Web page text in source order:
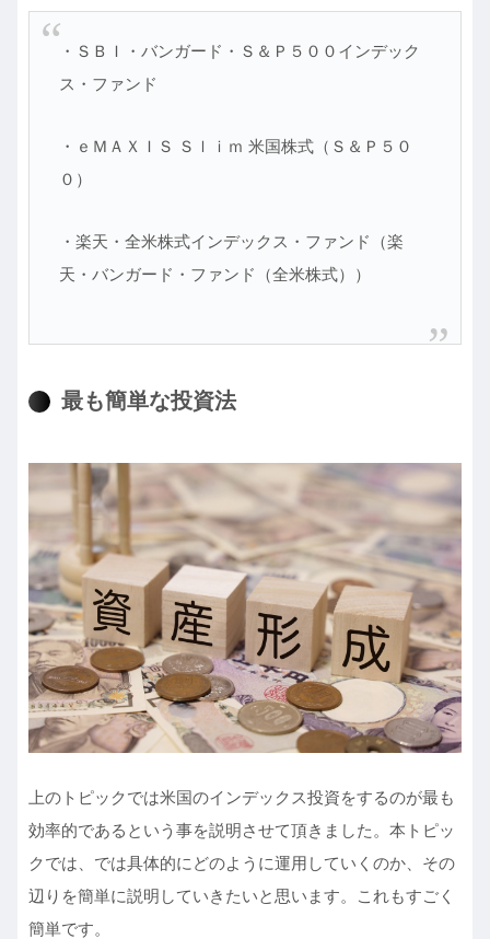
・ＳＢＩ・バンガード・Ｓ＆Ｐ５００インデック
ス・ファンド
・ｅＭＡＸＩＳ Ｓｌｉｍ 米国株式（Ｓ＆Ｐ５０
０）
・楽天・全米株式インデックス・ファンド（楽
天・バンガード・ファンド（全米株式））
最も簡単な投資法
上のトピックでは米国のインデックス投資をするのが最も
効率的であるという事を説明させて頂きました。本トピッ
クでは、では具体的にどのように運用していくのか、その
辺りを簡単に説明していきたいと思います。これもすごく
簡単です。